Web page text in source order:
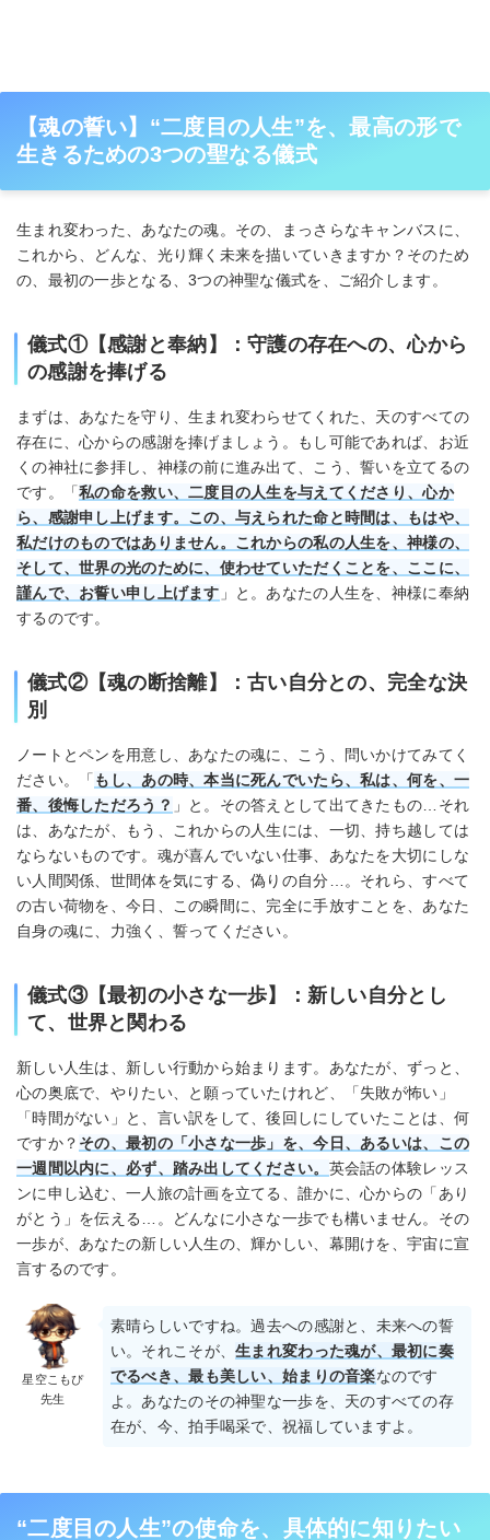
【魂の誓い】“二度目の人生”を、最高の形で
生きるための3つの聖なる儀式
生まれ変わった、あなたの魂。その、まっさらなキャンバスに、
これから、どんな、光り輝く未来を描いていきますか？そのため
の、最初の一歩となる、3つの神聖な儀式を、ご紹介します。
儀式①【感謝と奉納】：守護の存在への、心から
の感謝を捧げる
まずは、あなたを守り、生まれ変わらせてくれた、天のすべての
存在に、心からの感謝を捧げましょう。もし可能であれば、お近
くの神社に参拝し、神様の前に進み出て、こう、誓いを立てるの
です。「私の命を救い、二度目の人生を与えてくださり、心か
ら、感謝申し上げます。この、与えられた命と時間は、もはや、
私だけのものではありません。これからの私の人生を、神様の、
そして、世界の光のために、使わせていただくことを、ここに、
謹んで、お誓い申し上げます 」と。あなたの人生を、神様に奉納
するのです。
儀式②【魂の断捨離】：古い自分との、完全な決
別
ノートとペンを用意し、あなたの魂に、こう、問いかけてみてく
ださい。「 もし、あの時、本当に死んでいたら、私は、何を、一
番、後悔しただろう？ 」と。その答えとして出てきたもの…それ
は、あなたが、もう、これからの人生には、一切、持ち越しては
ならないものです。魂が喜んでいない仕事、あなたを大切にしな
い人間関係、世間体を気にする、偽りの自分…。それら、すべて
の古い荷物を、今日、この瞬間に、完全に手放すことを、あなた
自身の魂に、力強く、誓ってください。
儀式③【最初の小さな一歩】：新しい自分とし
て、世界と関わる
新しい人生は、新しい行動から始まります。あなたが、ずっと、
心の奥底で、やりたい、と願っていたけれど、「失敗が怖い」
「時間がない」と、言い訳をして、後回しにしていたことは、何
ですか？ その、最初の「小さな一歩」を、今日、あるいは、この
一週間以内に、必ず、踏み出してください。 英会話の体験レッス
ンに申し込む、一人旅の計画を立てる、誰かに、心からの「あり
がとう」を伝える…。どんなに小さな一歩でも構いません。その
一歩が、あなたの新しい人生の、輝かしい、幕開けを、宇宙に宣
言するのです。
星空こもぴ
先生
素晴らしいですね。過去への感謝と、未来への誓
い。それこそが、生まれ変わった魂が、最初に奏
でるべき、最も美しい、始まりの音楽なのです
よ。あなたのその神聖な一歩を、天のすべての存
在が、今、拍手喝采で、祝福していますよ。
“二度目の人生”の使命を、具体的に知りたい